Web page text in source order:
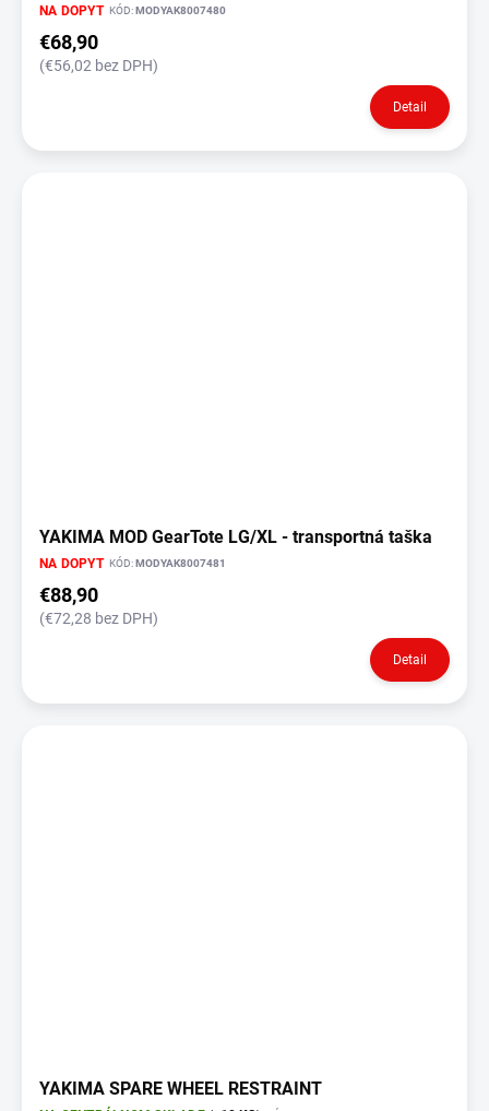
NA DOPYT KÓD:MODYAK8007480
€68,90
(€56,02 bez DPH)
Detail
YAKIMA MOD GearTote LG/XL - transportná taška
NA DOPYT KÓD:MODYAK8007481
€88,90
(€72,28 bez DPH)
Detail
YAKIMA SPARE WHEEL RESTRAINT